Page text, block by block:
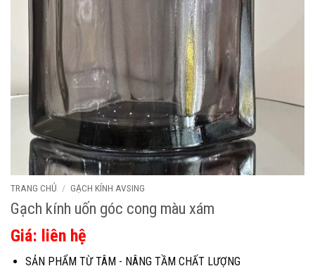
TRANG CHỦ / GẠCH KÍNH AVSING
Gạch kính uốn góc cong màu xám
Giá: liên hệ
SẢN PHẨM TỪ TÂM - NÂNG TẦM CHẤT LƯỢNG